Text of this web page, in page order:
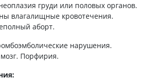
груди или половых органов.
влагалищные кровотечения.
аборт.
нарушения.
Порфирия.